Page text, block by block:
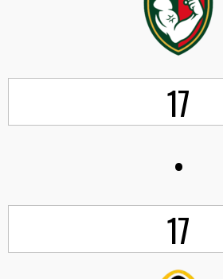
17
•
17